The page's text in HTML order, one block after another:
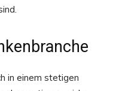
in einem stetigen